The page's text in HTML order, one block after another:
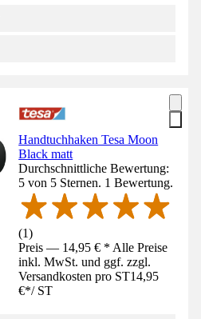
Handtuchhaken Tesa Moon
Black matt
Durchschnittliche Bewertung:
5 von 5 Sternen. 1 Bewertung.
(1)
Preis — 14,95 € * Alle Preise
inkl. MwSt. und ggf. zzgl.
Versandkosten pro ST14,95
€*/ ST